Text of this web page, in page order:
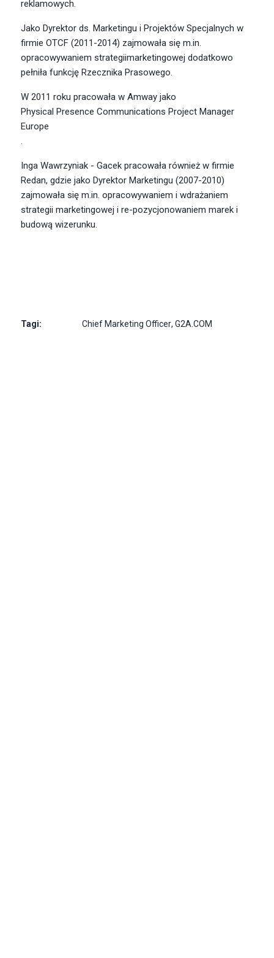
reklamowych.
Jako Dyrektor ds. Marketingu i Projektów Specjalnych w
firmie OTCF (2011-2014) zajmowała się m.in.
opracowywaniem strategiimarketingowej dodatkowo
pełniła funkcję Rzecznika Prasowego.
W 2011 roku pracowała w Amway jako
Physical Presence Communications Project Manager
Europe
.
Inga Wawrzyniak - Gacek pracowała również w firmie
Redan, gdzie jako Dyrektor Marketingu (2007-2010)
zajmowała się m.in. opracowywaniem i wdrażaniem
strategii marketingowej i re-pozycjonowaniem marek i
budową wizerunku.
Tagi: Chief Marketing Officer, G2A.COM